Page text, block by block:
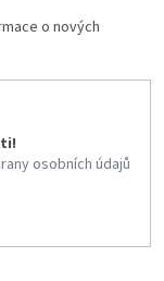
o nových
osobních údajů